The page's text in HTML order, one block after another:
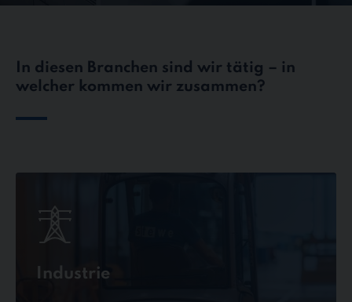
In diesen Branchen sind wir tätig – in
welcher kommen wir zusammen?
Industrie